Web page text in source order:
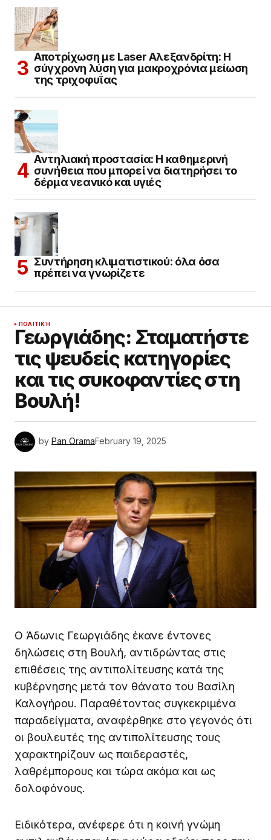
Αποτρίχωση με Laser Αλεξανδρίτη: Η
σύγχρονη λύση για μακροχρόνια μείωση
της τριχοφυΐας
Αντηλιακή προστασία: Η καθημερινή
συνήθεια που μπορεί να διατηρήσει το
δέρμα νεανικό και υγιές
Συντήρηση κλιματιστικού: όλα όσα
πρέπει να γνωρίζετε
ΠΟΛΙΤΙΚΉ
Γεωργιάδης: Σταματήστε
τις ψευδείς κατηγορίες
και τις συκοφαντίες στη
Βουλή!
by Pan OramaFebruary 19, 2025
Ο Άδωνις Γεωργιάδης έκανε έντονες
δηλώσεις στη Βουλή, αντιδρώντας στις
επιθέσεις της αντιπολίτευσης κατά της
κυβέρνησης μετά τον θάνατο του Βασίλη
Καλογήρου. Παραθέτοντας συγκεκριμένα
παραδείγματα, αναφέρθηκε στο γεγονός ότι
οι βουλευτές της αντιπολίτευσης τους
χαρακτηρίζουν ως παιδεραστές,
λαθρέμπορους και τώρα ακόμα και ως
δολοφόνους.
Ειδικότερα, ανέφερε ότι η κοινή γνώμη